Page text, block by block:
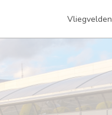
Vliegvelden